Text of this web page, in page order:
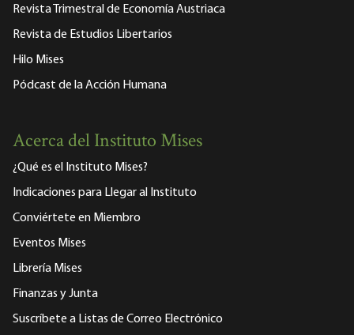
Revista Trimestral de Economía Austriaca
Revista de Estudios Libertarios
Hilo Mises
Pódcast de la Acción Humana
Acerca del Instituto Mises
¿Qué es el Instituto Mises?
Indicaciones para Llegar al Instituto
Conviértete en Miembro
Eventos Mises
Librería Mises
Finanzas y Junta
Suscríbete a Listas de Correo Electrónico